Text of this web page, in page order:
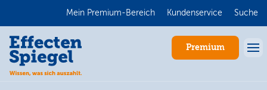
Mein Premium-Bereich Kundenservice Suche
Premium